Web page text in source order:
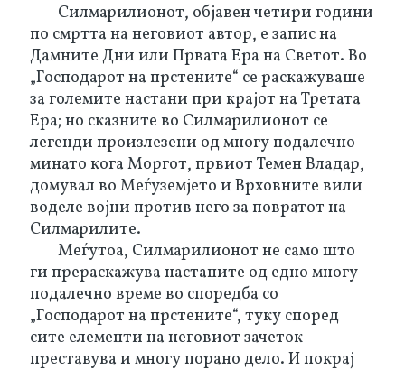
Силмарилионот, објавен четири години
по смртта на неговиот автор, е запис на
Дамните Дни или Првата Ера на Светот. Во
„Господарот на прстените“ се раскажуваше
за големите настани при крајот на Третата
Ера; но сказните во Силмарилионот се
легенди произлезени од многу подалечно
минато кога Моргот, првиот Темен Владар,
домувал во Меѓуземјето и Врховните вили
воделе војни против него за повратот на
Силмарилите.
Меѓутоа, Силмарилионот не само што
ги прераскажува настаните од едно многу
подалечно време во споредба со
„Господарот на прстените“, туку според
сите елементи на неговиот зачеток
преставува и многу порано дело. И покрај